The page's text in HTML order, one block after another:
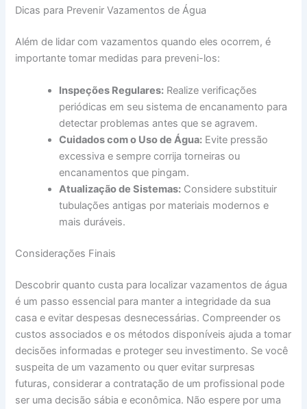
Dicas para Prevenir Vazamentos de Água
Além de lidar com vazamentos quando eles ocorrem, é
importante tomar medidas para preveni-los:
Inspeções Regulares: Realize verificações
periódicas em seu sistema de encanamento para
detectar problemas antes que se agravem.
Cuidados com o Uso de Água: Evite pressão
excessiva e sempre corrija torneiras ou
encanamentos que pingam.
Atualização de Sistemas: Considere substituir
tubulações antigas por materiais modernos e
mais duráveis.
Considerações Finais
Descobrir quanto custa para localizar vazamentos de água
é um passo essencial para manter a integridade da sua
casa e evitar despesas desnecessárias. Compreender os
custos associados e os métodos disponíveis ajuda a tomar
decisões informadas e proteger seu investimento. Se você
suspeita de um vazamento ou quer evitar surpresas
futuras, considerar a contratação de um profissional pode
ser uma decisão sábia e econômica. Não espere por uma